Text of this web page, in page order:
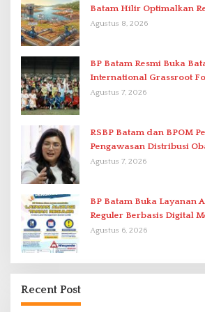
Batam Hilir Optimalkan
Antar-IPAM
Agustus 8, 2026
BP Batam Resmi Buka
International Grassroot
di Stadion Temenggung
Agustus 7, 2026
RSBP Batam dan BPOM
Pengawasan Distribusi
Kefarmasian
Agustus 7, 2026
BP Batam Buka Layanan
Reguler Berbasis Digital
Agustus 6, 2026
Recent Post